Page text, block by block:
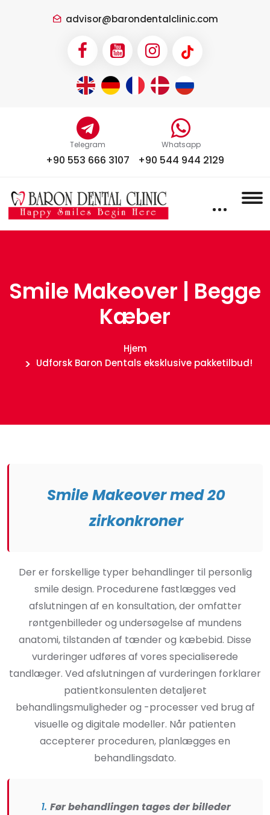
advisor@barondentalclinic.com
Telegram
+90 553 666 3107
Whatsapp
+90 544 944 2129
Smile Makeover | Begge
Kæber
Hjem
Udforsk Baron Dentals eksklusive pakketilbud!
Smile Makeover med 20
zirkonkroner
Der er forskellige typer behandlinger til personlig
smile design. Procedurene fastlægges ved
afslutningen af en konsultation, der omfatter
røntgenbilleder og undersøgelse af mundens
anatomi, tilstanden af tænder og kæbebid. Disse
vurderinger udføres af vores specialiserede
tandlæger. Ved afslutningen af vurderingen forklarer
patientkonsulenten detaljeret
behandlingsmuligheder og -processer ved brug af
visuelle og digitale modeller. Når patienten
accepterer proceduren, planlægges en
behandlingsdato.
1. Før behandlingen tages der billeder